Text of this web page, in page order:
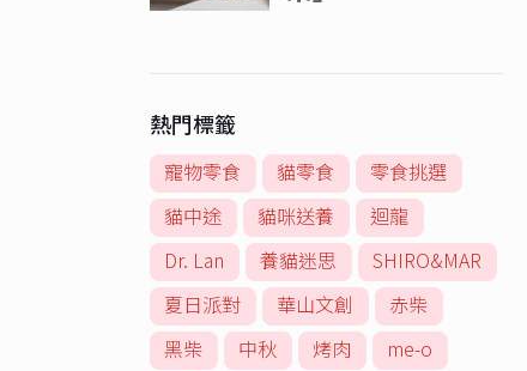
熱門標籤
寵物零食 貓零食
零食挑選
貓中途
貓咪送養
迴龍
Dr. Lan
養貓迷思
SHIRO&MAR
夏日派對
華山文創
赤柴
黑柴
中秋 烤肉
me-o